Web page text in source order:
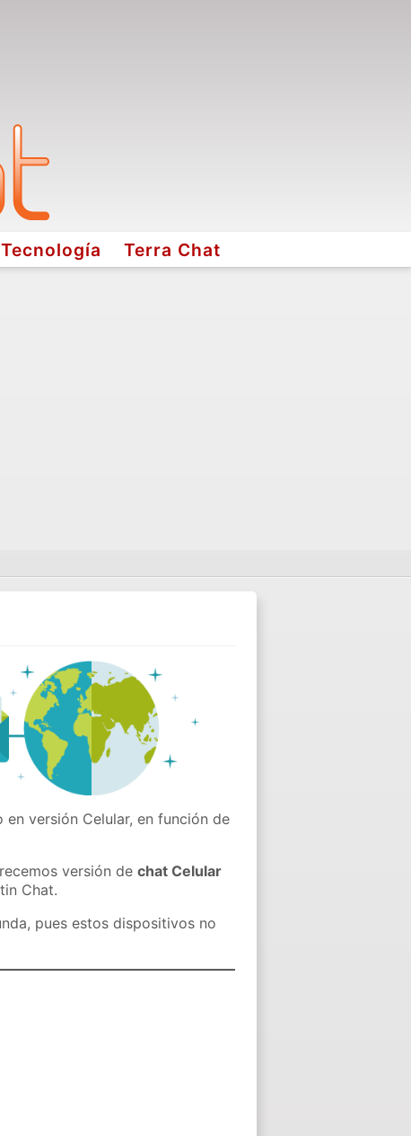
Tecnología Terra Chat
en versión Celular, en función de
versión dechat Celular
Chat.
pues estos dispositivos no